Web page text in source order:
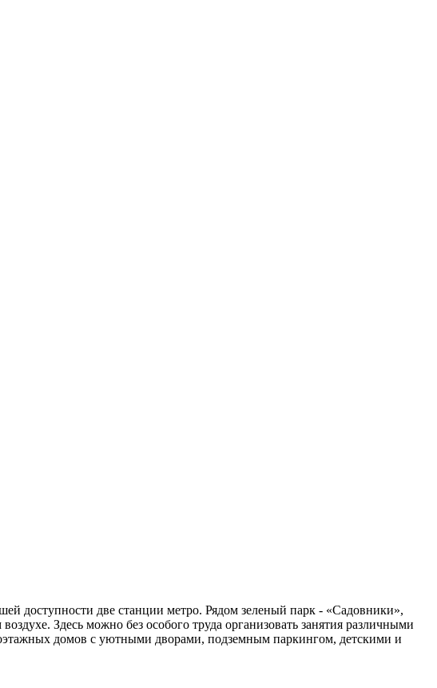
доступности две станции метро. Рядом зеленый парк - «Садовники»,
Здесь можно без особого труда организовать занятия различными
домов с уютными дворами, подземным паркингом, детскими и